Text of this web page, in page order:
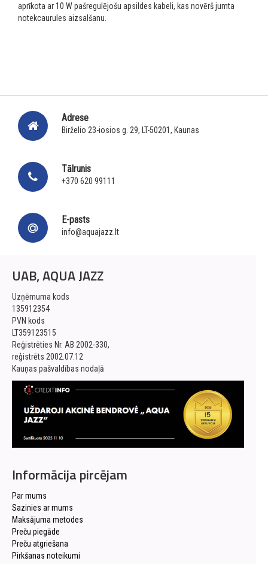
aprīkota ar 10 W pašregulējošu apsildes kabeli, kas novērš jumta
notekcaurules aizsalšanu.
Adrese
Birželio 23-iosios g. 29, LT-50201, Kaunas
Tālrunis
+370 620 99111
E-pasts
info@aquajazz.lt
UAB, AQUA JAZZ
Uzņēmuma kods
135912354
PVN kods
LT359123515
Reģistrēties Nr. AB 2002-330,
reģistrēts 2002.07.12
Kauņas pašvaldības nodaļā
Informācija pircējam
Par mums
Sazinies ar mums
Maksājuma metodes
Preču piegāde
Preču atgriešana
Pirkšanas noteikumi